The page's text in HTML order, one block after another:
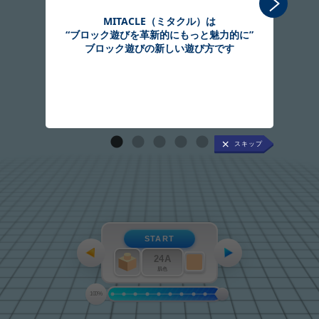
MITACLE（ミタクル）は
“ブロック遊びを革新的にもっと魅力的に”
ブロック遊びの新しい遊び方です
START
24A
肌色
100%